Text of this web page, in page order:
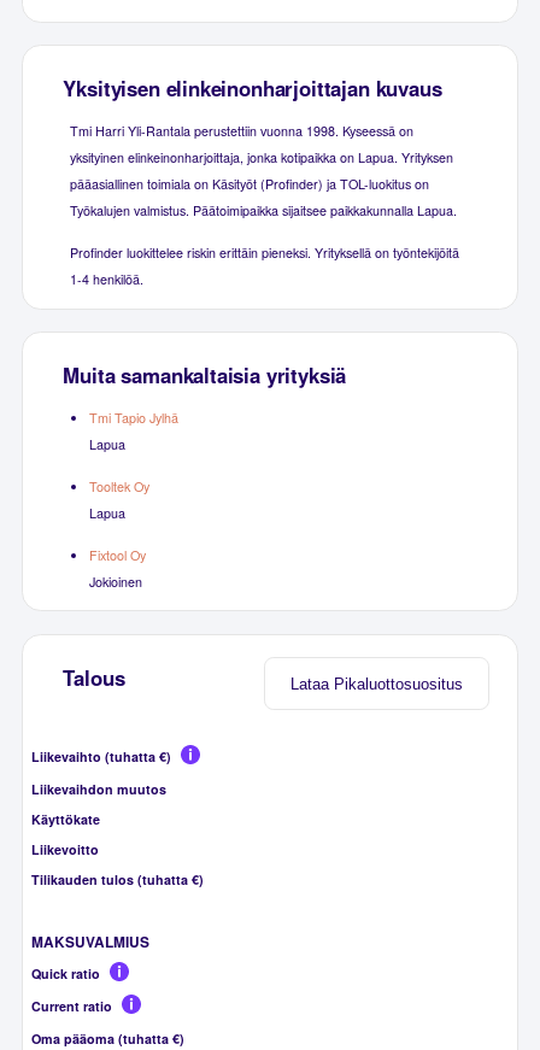
Yksityisen elinkeinonharjoittajan kuvaus
Tmi Harri Yli-Rantala perustettiin vuonna 1998. Kyseessä on
yksityinen elinkeinonharjoittaja, jonka kotipaikka on Lapua. Yrityksen
pääasiallinen toimiala on Käsityöt (Profinder) ja TOL-luokitus on
Työkalujen valmistus. Päätoimipaikka sijaitsee paikkakunnalla Lapua.
Profinder luokittelee riskin erittäin pieneksi. Yrityksellä on työntekijöitä
1-4 henkilöä.
Muita samankaltaisia yrityksiä
Tmi Tapio Jylhä
Lapua
Tooltek Oy
Lapua
Fixtool Oy
Jokioinen
Lataa Pikaluottosuositus
Talous
Liikevaihto (tuhatta €)
Liikevaihdon muutos
Käyttökate
Liikevoitto
Tilikauden tulos (tuhatta €)
MAKSUVALMIUS
Quick ratio
Current ratio
Oma pääoma (tuhatta €)